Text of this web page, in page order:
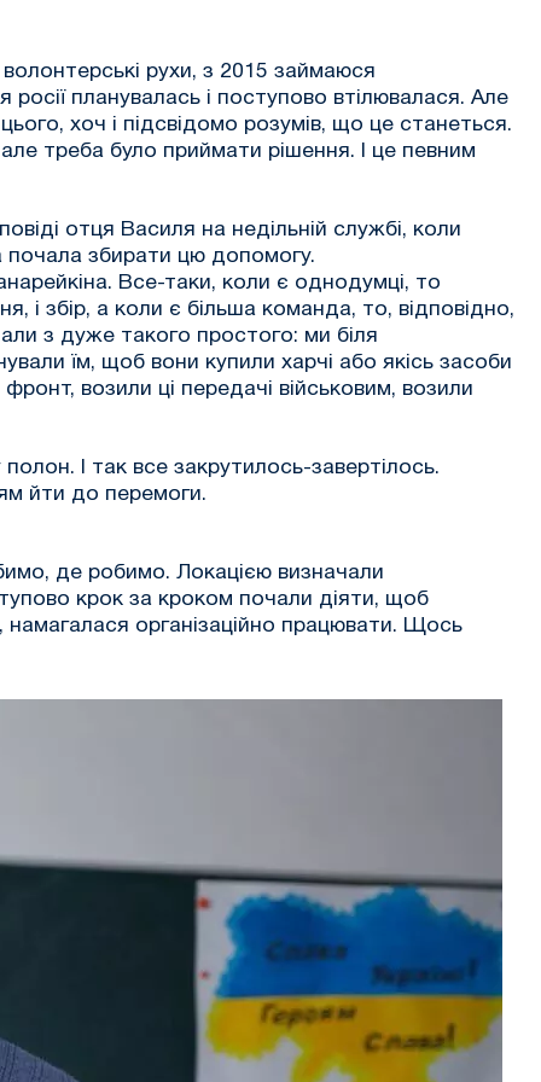
рухи, з 2015 займаюся
планувалась і поступово втілювалася. Але
хоч і підсвідомо розумів, що це станеться.
треба було приймати рішення. І це певним
отця Василя на недільній службі, коли
почала збирати цю допомогу.
Все-таки, коли є однодумці, то
і збір, а коли є більша команда, то, відповідно,
з дуже такого простого: ми біля
їм, щоб вони купили харчі або якісь засоби
возили ці передачі військовим, возили
І так все закрутилось-завертілось.
йти до перемоги.
де робимо. Локацією визначали
крок за кроком почали діяти, щоб
намагалася організаційно працювати. Щось